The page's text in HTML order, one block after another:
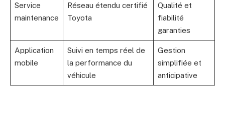
Service
maintenance
Réseau étendu certifié
Toyota
Qualité et
fiabilité
garanties
Application
mobile
Suivi en temps réel de
la performance du
véhicule
Gestion
simplifiée et
anticipative